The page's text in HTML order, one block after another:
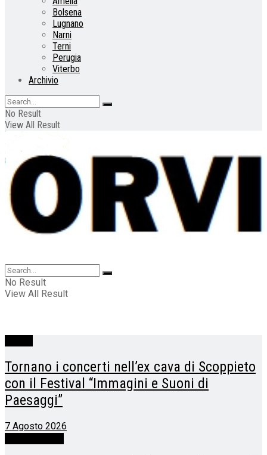
Bolsena
Lugnano
Narni
Terni
Perugia
Viterbo
Archivio
No Result
View All Result
No Result
View All Result
Tornano i concerti nell’ex cava di Scoppieto
con il Festival “Immagini e Suoni di
Paesaggi”
7 Agosto 2026